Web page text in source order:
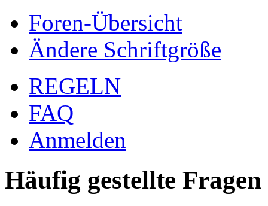
Foren-Übersicht
Ändere Schriftgröße
REGELN
FAQ
Anmelden
Häufig gestellte Fragen